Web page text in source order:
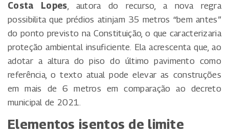
Costa Lopes, autora do recurso, a nova regra
possibilita que prédios atinjam 35 metros “bem antes”
do ponto previsto na Constituição, o que caracterizaria
proteção ambiental insuficiente. Ela acrescenta que, ao
adotar a altura do piso do último pavimento como
referência, o texto atual pode elevar as construções
em mais de 6 metros em comparação ao decreto
municipal de 2021.
Elementos isentos de limite